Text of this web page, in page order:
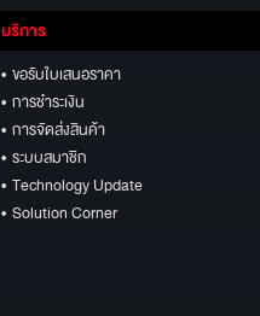
บริการ
• ขอรับใบเสนอราคา
• การชำระเงิน
• การจัดส่งสินค้า
• ระบบสมาชิก
• Technology Update
• Solution Corner